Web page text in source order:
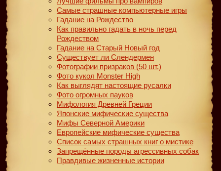
Самые страшные компьютерные игры
Гадание на Рождество
Как правильно гадать в ночь перед
Рождеством
Гадание на Старый Новый год
Существует ли Слендермен
Фотографии призраков (50 шт.)
Фото кукол Monster High
Как выглядят настоящие русалки
Фото огромных пауков
Мифология Древней Греции
Японские мифические существа
Мифы Северной Америки
Европейские мифические существа
Список самых страшных книг о мистике
Запрещённые породы агрессивных собак
Правдивые жизненные истории